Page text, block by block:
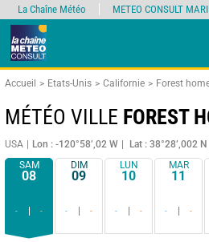
Accueil Etats-Unis Californie Forest
MÉTÉO VILLE FOREST
USA Lon : -120°58’,02 W Lat : 38°28’,002 N
SAM
08
- -
DIM
09
- -
LUN
10
- -
MAR
11
- -
La Chaîne Météo METEO CONSULT